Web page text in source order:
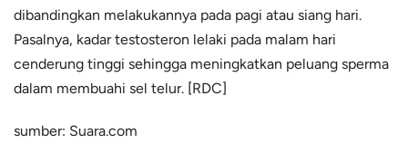
dibandingkan melakukannya pada pagi atau siang hari.
Pasalnya, kadar testosteron lelaki pada malam hari
cenderung tinggi sehingga meningkatkan peluang sperma
dalam membuahi sel telur. [RDC]
sumber: Suara.com